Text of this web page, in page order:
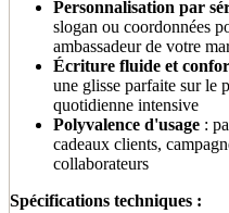
Personnalisation par
slogan ou coordonnées
ambassadeur de votre
Écriture fluide et
une glisse parfaite sur le
quotidienne intensive
Polyvalence d'usage :
cadeaux clients,
collaborateurs
Spécifications techniques :